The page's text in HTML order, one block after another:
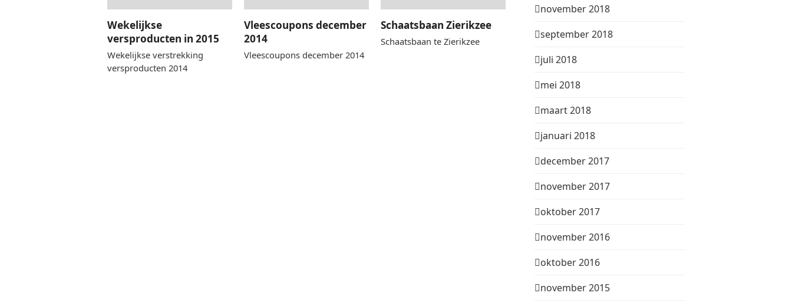
Wekelijkse
versproducten in 2015
Wekelijkse verstrekking
versproducten 2014
Vleescoupons december
2014
Vleescoupons december 2014
Schaatsbaan Zierikzee
Schaatsbaan te Zierikzee
november 2018
september 2018
juli 2018
mei 2018
maart 2018
januari 2018
december 2017
november 2017
oktober 2017
november 2016
oktober 2016
november 2015